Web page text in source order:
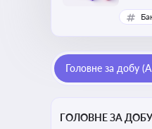
Головне за добу
ГОЛОВНЕ ЗА ДОБУ